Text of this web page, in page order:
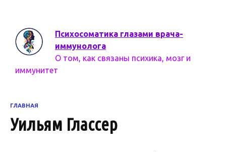
Психосоматика глазами врача-
иммунолога
О том, как связаны психика, мозг и
иммунитет
ГЛАВНАЯ
Уильям Глассер